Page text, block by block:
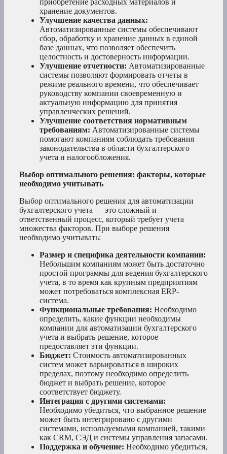
приобретение расходных материалов и
хранение документов.
Улучшение качества данных:
Автоматизированные системы обеспечивают
сбор, обработку и хранение данных в единой
базе данных, что позволяет обеспечить
целостность и достоверность информации.
Улучшение отчетности: Автоматизированные
системы позволяют формировать отчеты в
режиме реального времени, что обеспечивает
руководству компании своевременную и
актуальную информацию для принятия
управленческих решений.
Улучшение соответствия нормативным
требованиям: Автоматизированные системы
помогают компаниям соблюдать требования
законодательства в области бухгалтерского
учета и налогообложения.
Выбор оптимального решения: факторы, которые
необходимо учитывать
Выбор оптимального решения для автоматизации
бухгалтерского учета — это сложный и
ответственный процесс, который требует учета
множества факторов. При выборе решения
необходимо учитывать:
Размер и специфика деятельности компании:
Небольшим компаниям может быть достаточно
простой программы для ведения бухгалтерского
учета, в то время как крупным предприятиям
может потребоваться комплексная ERP-
система.
Функциональные требования: Необходимо
определить, какие функции необходимы
компании для автоматизации бухгалтерского
учета и выбрать решение, которое
предоставляет эти функции.
Бюджет: Стоимость автоматизированных
систем может варьироваться в широких
пределах, поэтому необходимо определить
бюджет и выбрать решение, которое
соответствует бюджету.
Интеграция с другими системами:
Необходимо убедиться, что выбранное решение
может быть интегрировано с другими
системами, используемыми компанией, такими
как CRM, СЭД и системы управления запасами.
Поддержка и обучение: Необходимо убедиться,